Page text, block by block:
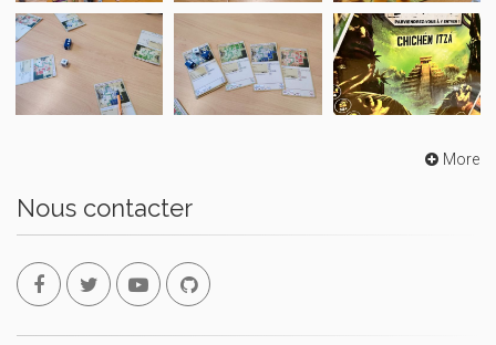
More
Nous contacter